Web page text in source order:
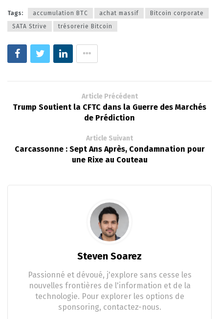
Tags: accumulation BTC achat massif
Bitcoin corporate
SATA Strive
trésorerie Bitcoin
Article Précédent
Trump Soutient la CFTC dans la Guerre des Marchés
de Prédiction
Article Suivant
Carcassonne : Sept Ans Après, Condamnation pour
une Rixe au Couteau
Steven Soarez
Passionné et dévoué, j'explore sans cesse les
nouvelles frontières de l'information et de la
technologie. Pour explorer les options de
sponsoring, contactez-nous.